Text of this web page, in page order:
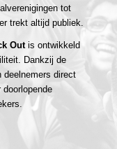
tot
trekt altijd publiek.
Outis ontwikkeld
Dankzij de
deelnemers direct